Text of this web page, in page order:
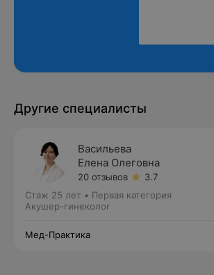
Другие специалисты
Васильева
Елена Олеговна
20 отзывов
3.7
Стаж 25 лет • Первая категория
Акушер-гинеколог
Мед-Практика